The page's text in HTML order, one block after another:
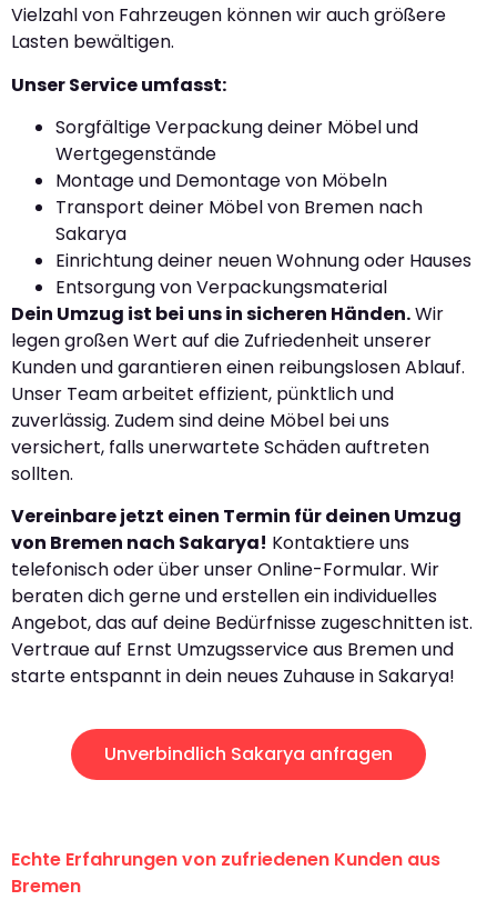
Vielzahl von Fahrzeugen können wir auch größere
Lasten bewältigen.
Unser Service umfasst:
Sorgfältige Verpackung deiner Möbel und
Wertgegenstände
Montage und Demontage von Möbeln
Transport deiner Möbel von Bremen nach
Sakarya
Einrichtung deiner neuen Wohnung oder Hauses
Entsorgung von Verpackungsmaterial
Dein Umzug ist bei uns in sicheren Händen.Wir
legen großen Wert auf die Zufriedenheit unserer
Kunden und garantieren einen reibungslosen Ablauf.
Unser Team arbeitet effizient, pünktlich und
zuverlässig. Zudem sind deine Möbel bei uns
versichert, falls unerwartete Schäden auftreten
sollten.
Vereinbare jetzt einen Termin für deinen Umzug
von Bremen nach Sakarya! Kontaktiere uns
telefonisch oder über unser Online-Formular. Wir
beraten dich gerne und erstellen ein individuelles
Angebot, das auf deine Bedürfnisse zugeschnitten ist.
Vertraue auf Ernst Umzugsservice aus Bremen und
starte entspannt in dein neues Zuhause in Sakarya!
Unverbindlich Sakarya anfragen
Echte Erfahrungen von zufriedenen Kunden aus
Bremen